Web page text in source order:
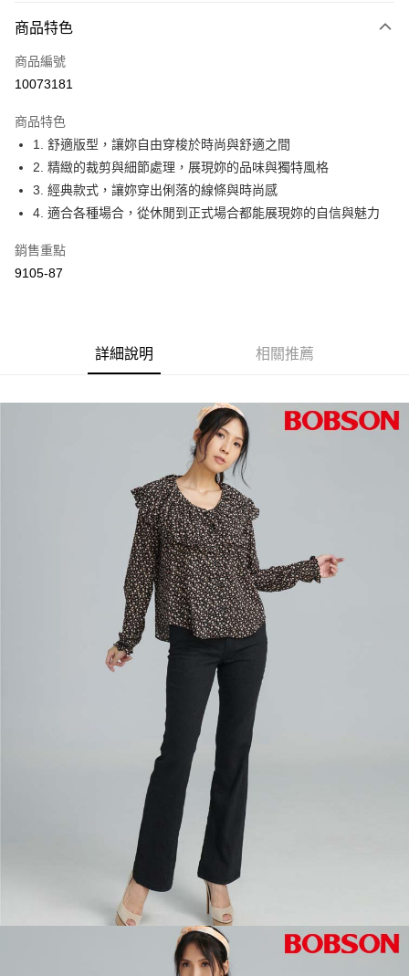
信用卡一次付款
Apple Pay
運送方式
付款後全家取貨
每筆NT$60，滿NT$1,000(含以上)免運費
商品特色
商品編號
10073181
商品特色
1. 舒適版型，讓妳自由穿梭於時尚與舒適之間
2. 精緻的裁剪與細節處理，展現妳的品味與獨特風格
3. 經典款式，讓妳穿出俐落的線條與時尚感
4. 適合各種場合，從休閒到正式場合都能展現妳的自信與魅力
銷售重點
9105-87
詳細說明 相關推薦